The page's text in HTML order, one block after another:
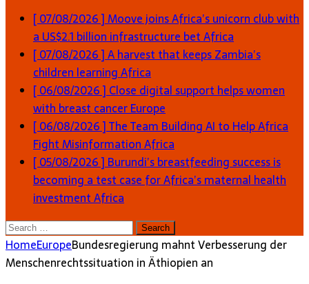
[ 07/08/2026 ]Moove joins Africa’s unicorn club with
a US$2.1 billion infrastructure betAfrica
[ 07/08/2026 ]A harvest that keeps Zambia’s
children learningAfrica
[ 06/08/2026 ] Close digital support helps women
with breast cancerEurope
[ 06/08/2026 ]The Team Building AI to Help Africa
Fight MisinformationAfrica
[ 05/08/2026 ] Burundi’s breastfeeding success is
becoming a test case for Africa’s maternal health
investmentAfrica
Search
for:
HomeEuropeBundesregierung mahnt Verbesserung der
Menschenrechtssituation in Äthiopien an